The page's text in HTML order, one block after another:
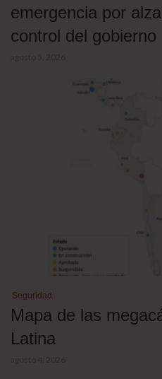
emergencia por
control del gobierno
Seguridad
Mapa de las
Latina